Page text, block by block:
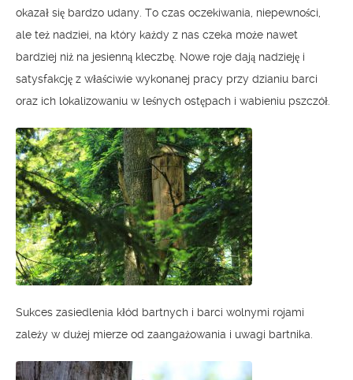
okazał się bardzo udany. To czas oczekiwania, niepewności,
ale też nadziei, na który każdy z nas czeka może nawet
bardziej niż na jesienną kleczbę. Nowe roje dają nadzieję i
satysfakcję z właściwie wykonanej pracy przy dzianiu barci
oraz ich lokalizowaniu w leśnych ostępach i wabieniu pszczół.
Sukces zasiedlenia kłód bartnych i barci wolnymi rojami
zależy w dużej mierze od zaangażowania i uwagi bartnika.